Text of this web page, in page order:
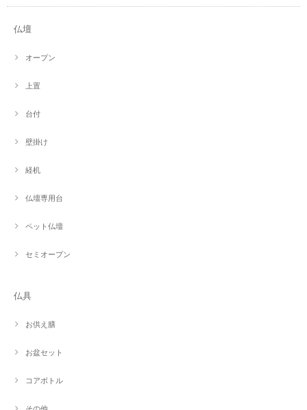
仏壇
オープン
上置
台付
壁掛け
経机
仏壇専用台
ペット仏壇
セミオープン
仏具
お供え膳
お盆セット
コアボトル